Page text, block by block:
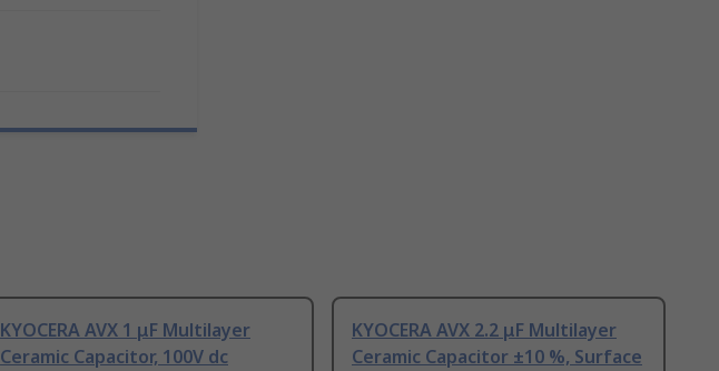
KYOCERA AVX 1 μF Multilayer
Ceramic Capacitor, 100V dc
KYOCERA AVX 2.2 μF Multilayer
Ceramic Capacitor ±10 %, Surface